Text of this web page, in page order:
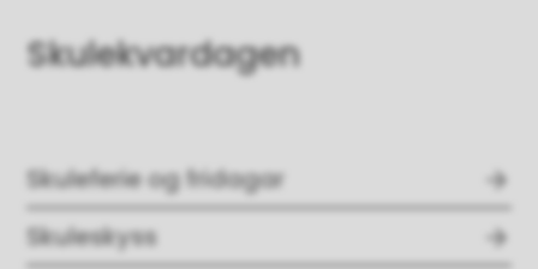
Skulekvardagen
Skuleferie og fridagar
Skuleskyss